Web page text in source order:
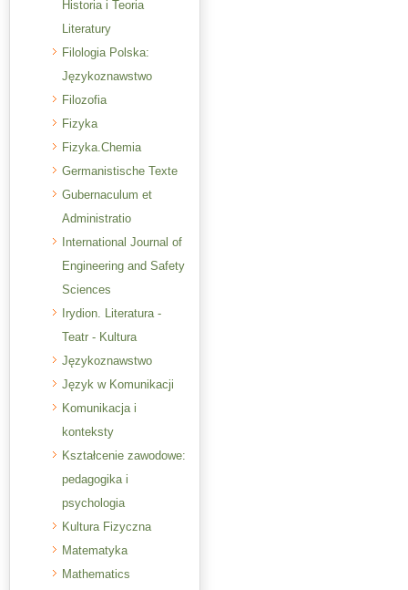
Historia i Teoria
Literatury
Filologia Polska:
Językoznawstwo
Filozofia
Fizyka
Fizyka.Chemia
Germanistische Texte
Gubernaculum et
Administratio
International Journal of
Engineering and Safety
Sciences
Irydion. Literatura -
Teatr - Kultura
Językoznawstwo
Język w Komunikacji
Komunikacja i
konteksty
Kształcenie zawodowe:
pedagogika i
psychologia
Kultura Fizyczna
Matematyka
Mathematics